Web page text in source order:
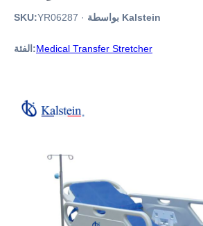
SKU:YR06287 · بواسطة Kalstein
الفئة:Medical Transfer Stretcher